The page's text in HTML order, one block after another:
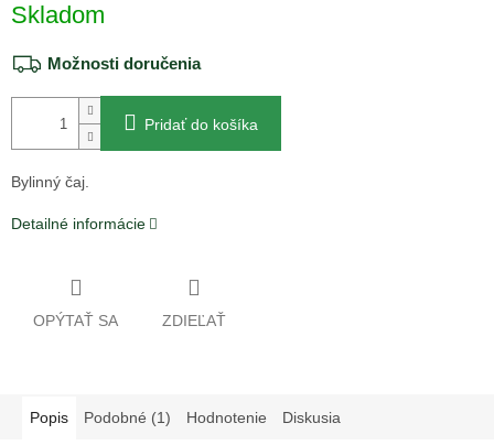
Skladom
Možnosti doručenia
Pridať do košíka
Bylinný čaj.
Detailné informácie
OPÝTAŤ SA ZDIEĽAŤ
Popis Podobné (1) Hodnotenie Diskusia